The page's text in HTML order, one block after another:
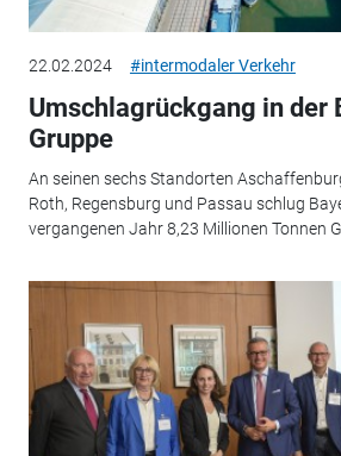
22.02.2024 #intermodaler Verkehr
Umschlagrückgang in der
Gruppe
An seinen sechs Standorten
Roth, Regensburg und Passau schlug
vergangenen Jahr 8,23 Millionen Tonnen